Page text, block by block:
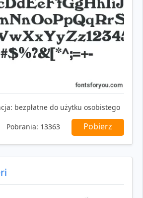
bezpłatne do użytku osobistego
Pobrania: 13363 Pobierz